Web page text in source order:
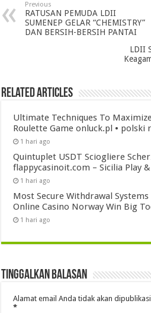
Previous
RATUSAN PEMUDA LDII
SUMENEP GELAR “CHEMISTRY”
DAN BERSIH-BERSIH PANTAI
LDII
Related Articles
Ultimate Techniques To
Roulette Game onluck.pl • polski
1 hari ago
Quintuplet USDT Sciogliere
flappycasinoit.com – Sicilia Play
1 hari ago
Most Secure Withdrawal
Online Casino Norway Win Big
1 hari ago
Tinggalkan Balasan
Alamat email Anda tidak akan
*